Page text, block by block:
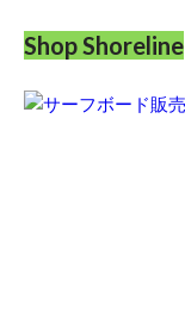
Shop Shoreline